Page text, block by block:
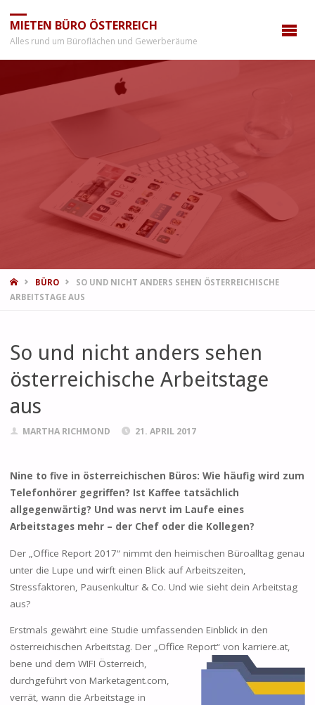
MIETEN BÜRO ÖSTERREICH
Alles rund um Büroflächen und Gewerberäume
STARTBÜRO
SO UND NICHT ANDERS SEHEN ÖSTERREICHISCHE
ARBEITSTAGE AUS
So und nicht anders sehen
österreichische Arbeitstage
aus
MARTHA RICHMOND 21. APRIL 2017
Nine to five in österreichischen Büros: Wie häufig wird zum
Telefonhörer gegriffen? Ist Kaffee tatsächlich
allgegenwärtig? Und was nervt im Laufe eines
Arbeitstages mehr – der Chef oder die Kollegen?
Der „Office Report 2017“ nimmt den heimischen Büroalltag genau
unter die Lupe und wirft einen Blick auf Arbeitszeiten,
Stressfaktoren, Pausenkultur & Co. Und wie sieht dein Arbeitstag
aus?
Erstmals gewährt eine Studie umfassenden Einblick in den
österreichischen Arbeitstag. Der „Office Report“ von karriere.at,
bene und dem WIFI Österreich,
durchgeführt von Marketagent.com,
verrät, wann die Arbeitstage in